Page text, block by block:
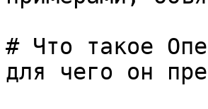
# Что такое
для чего он